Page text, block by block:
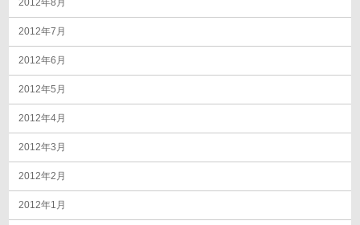
2012年8月
2012年7月
2012年6月
2012年5月
2012年4月
2012年3月
2012年2月
2012年1月